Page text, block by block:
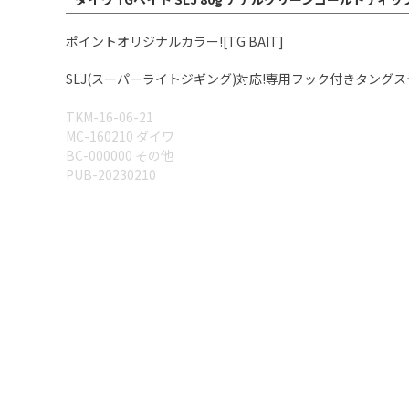
ポイントオリジナルカラー![TG BAIT]
SLJ(スーパーライトジギング)対応!専用フック付きタングス
TKM-16-06-21
MC-160210 ダイワ
BC-000000 その他
PUB-20230210